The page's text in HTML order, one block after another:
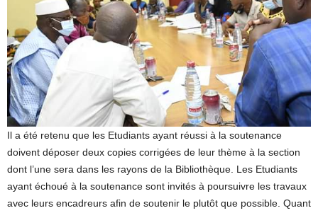
Il a été retenu que les Etudiants ayant réussi à la soutenance
doivent déposer deux copies corrigées de leur thème à la section
dont l’une sera dans les rayons de la Bibliothèque. Les Etudiants
ayant échoué à la soutenance sont invités à poursuivre les travaux
avec leurs encadreurs afin de soutenir le plutôt que possible. Quant